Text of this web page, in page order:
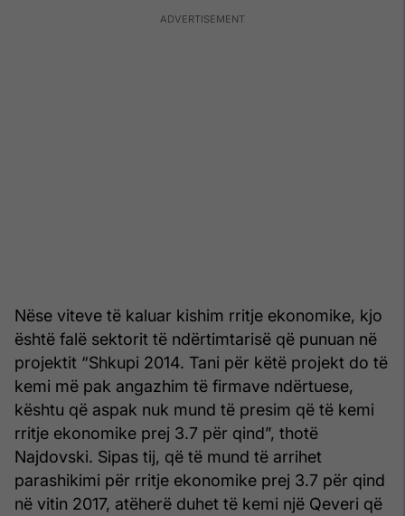
Nëse viteve të kaluar kishim rritje ekonomike, kjo
është falë sektorit të ndërtimtarisë që punuan në
projektit “Shkupi 2014. Tani për këtë projekt do të
kemi më pak angazhim të firmave ndërtuese,
kështu që aspak nuk mund të presim që të kemi
rritje ekonomike prej 3.7 për qind”, thotë
Najdovski. Sipas tij, që të mund të arrihet
parashikimi për rritje ekonomike prej 3.7 për qind
në vitin 2017, atëherë duhet të kemi një Qeveri që